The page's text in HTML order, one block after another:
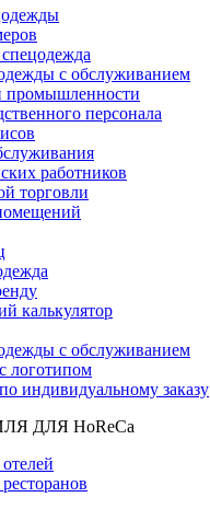
с обслуживанием
промышленности
персонала
работников
торговли
калькулятор
с обслуживанием
логотипом
индивидуальному заказу
ДЛЯ HoReCa